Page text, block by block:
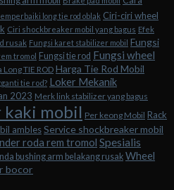
long tie rod oblak Ciri-ciri wheel
Ciri shockbreaker mobil yang bagus Efek
rusak Fungsi karet stabilizer mobil Fungsi
tromol Fungsi tie rod Fungsi wheel
Long TIE ROD Harga Tie Rod Mobil
tie rod? Loker Mekanik
2023 Merk link stabilizer yang bagus
kaki mobil Per keong Mobil Rack
amblesService shockbreaker mobil
roda rem tromol Spesialis
bushing arm belakang rusak Wheel
bocor